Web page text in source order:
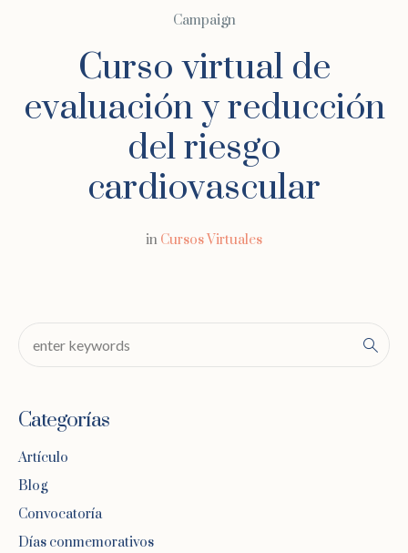
Campaign
Curso virtual de
evaluación y reducción
del riesgo
cardiovascular
in Cursos Virtuales
Categorías
Artículo
Blog
Convocatoría
Días conmemorativos